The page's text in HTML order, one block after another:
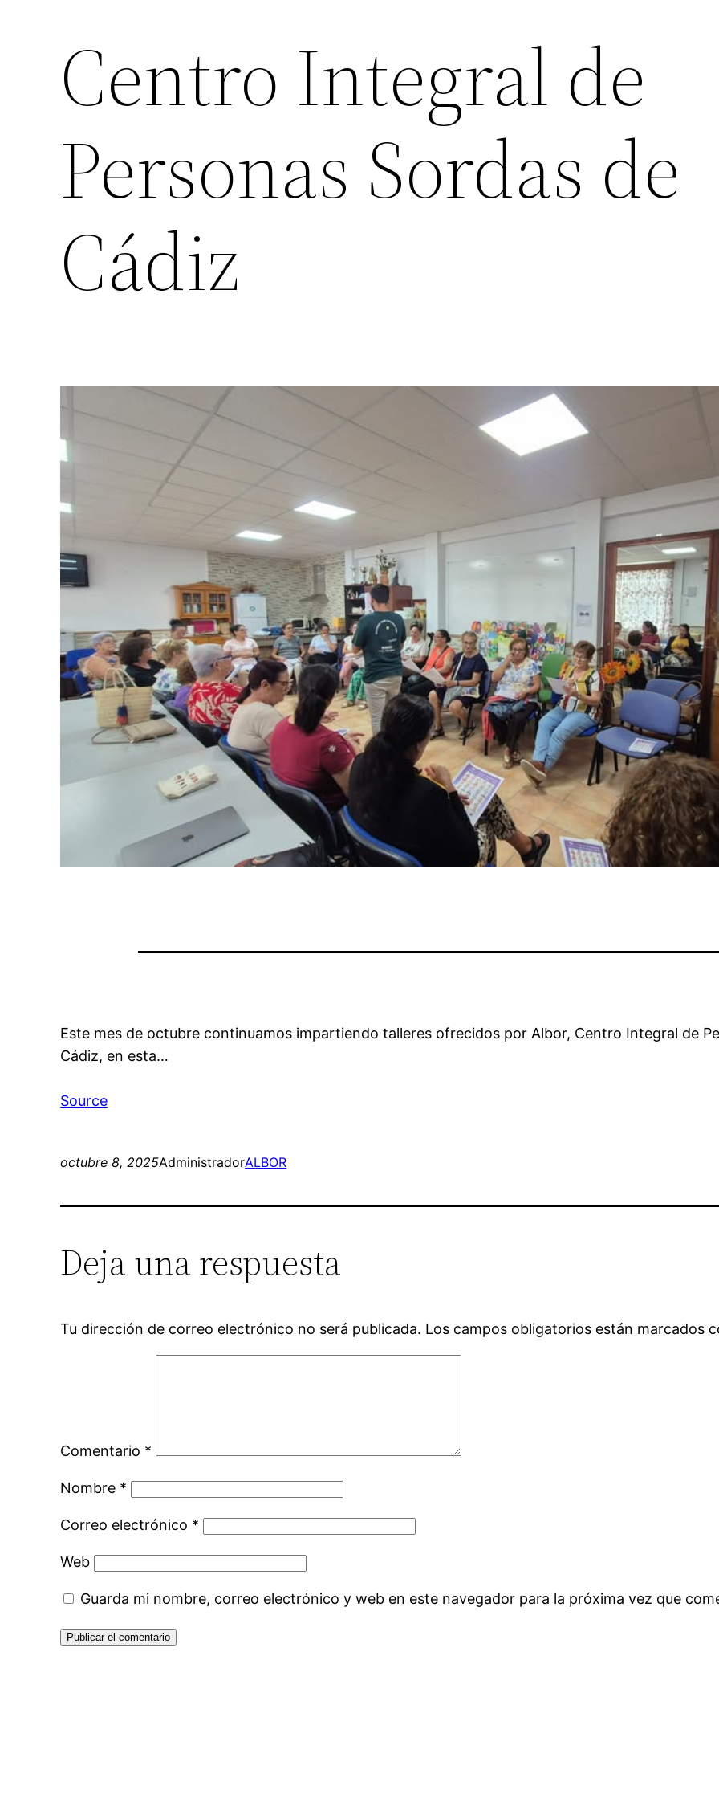
Centro Integral de
Personas Sordas de
Cádiz
Este mes de octubre continuamos impartiendo talleres ofrecidos por Albor, Centro Integral de
Cádiz, en esta…
Source
octubre 8, 2025AdministradorALBOR
Deja una respuesta
Tu dirección de correo electrónico no será publicada. Los campos obligatorios están marcados
Comentario *
Nombre *
Correo electrónico *
Web
Guarda mi nombre, correo electrónico y web en este navegador para la próxima vez que